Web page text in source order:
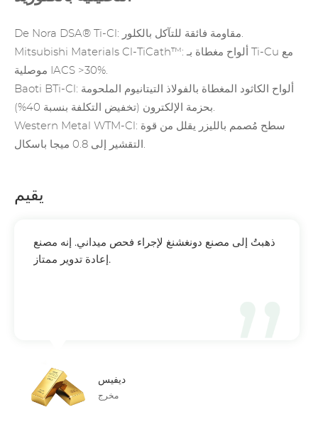
De Nora DSA®
Mitsubishi Materials Cl-TiCath™: ألواح مغطاة بـ Ti-Cu مع
موصلية IACS >30%.
Baoti BTi-Cl: ألواح الكاثود المغطاة بالفولاذ التيتانيوم الملحومة
Western Metal WTM-Cl: سطح مُصمم بالليزر يقلل من قوة
يقيم
ذهبتُ إلى مصنع دونغشنغ لإجراء فحص ميداني. إنه مصنع
إعادة تدوير ممتاز.
ديفيس
مخرج